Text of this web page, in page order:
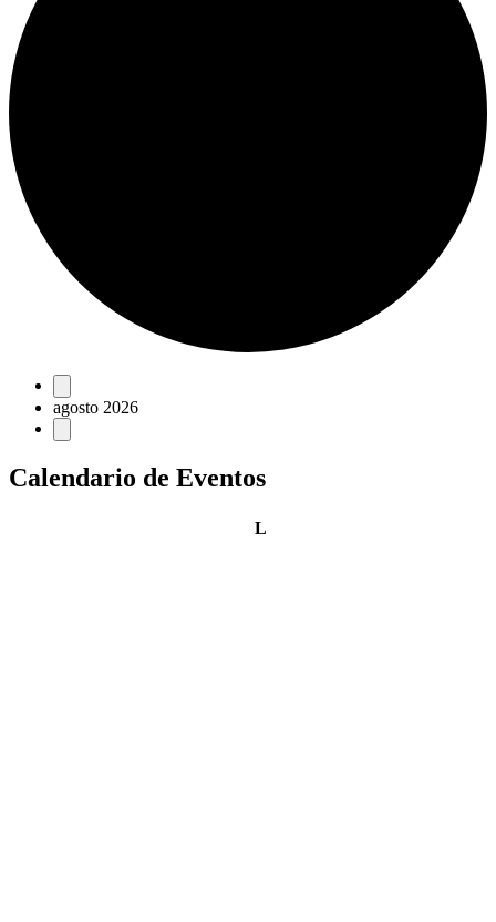
Eventos
agosto 2026
Calendario de Eventos
Llunes